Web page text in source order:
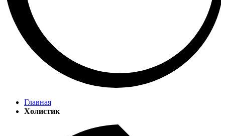
Главная
Холистик